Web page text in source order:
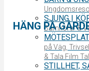
SJUNG I
Barnkörer &
på Väg,
& Tala Film
STILLHET,
HÄNG PÅ